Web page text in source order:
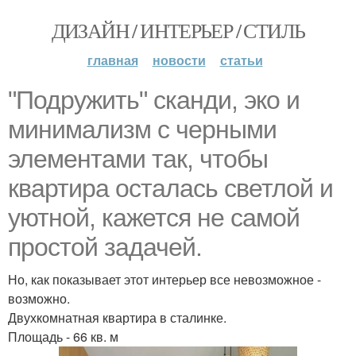
ДИЗАЙН / ИНТЕРЬЕР / СТИЛЬ
главная новости статьи
"Подружить" сканди, эко и
минимализм с черными
элементами так, чтобы
квартира осталась светлой и
уютной, кажется не самой
простой задачей.
Но, как показывает этот интерьер все невозможное -
возможно.
Двухкомнатная квартира в сталинке.
Площадь - 66 кв. м